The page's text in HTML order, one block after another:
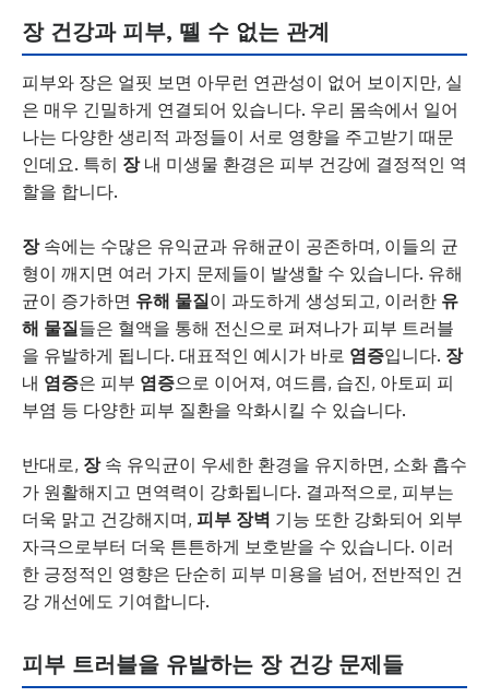
장 건강과 피부, 뗄 수 없는 관계
피부와 장은 얼핏 보면 아무런 연관성이 없어 보이지만, 실
은 매우 긴밀하게 연결되어 있습니다. 우리 몸속에서 일어
나는 다양한 생리적 과정들이 서로 영향을 주고받기 때문
인데요. 특히 장내 미생물 환경은 피부 건강에 결정적인 역
할을 합니다.
장속에는 수많은 유익균과 유해균이 공존하며, 이들의 균
형이 깨지면 여러 가지 문제들이 발생할 수 있습니다. 유해
균이 증가하면 유해 물질이 과도하게 생성되고, 이러한 유
해 물질들은 혈액을 통해 전신으로 퍼져나가 피부 트러블
을 유발하게 됩니다. 대표적인 예시가 바로 염증입니다. 장
내 염증은 피부 염증으로 이어져, 여드름, 습진, 아토피 피
부염 등 다양한 피부 질환을 악화시킬 수 있습니다.
반대로, 장속 유익균이 우세한 환경을 유지하면, 소화 흡수
가 원활해지고 면역력이 강화됩니다. 결과적으로, 피부는
더욱 맑고 건강해지며, 피부 장벽 기능 또한 강화되어 외부
자극으로부터 더욱 튼튼하게 보호받을 수 있습니다. 이러
한 긍정적인 영향은 단순히 피부 미용을 넘어, 전반적인 건
강 개선에도 기여합니다.
피부 트러블을 유발하는 장 건강 문제들